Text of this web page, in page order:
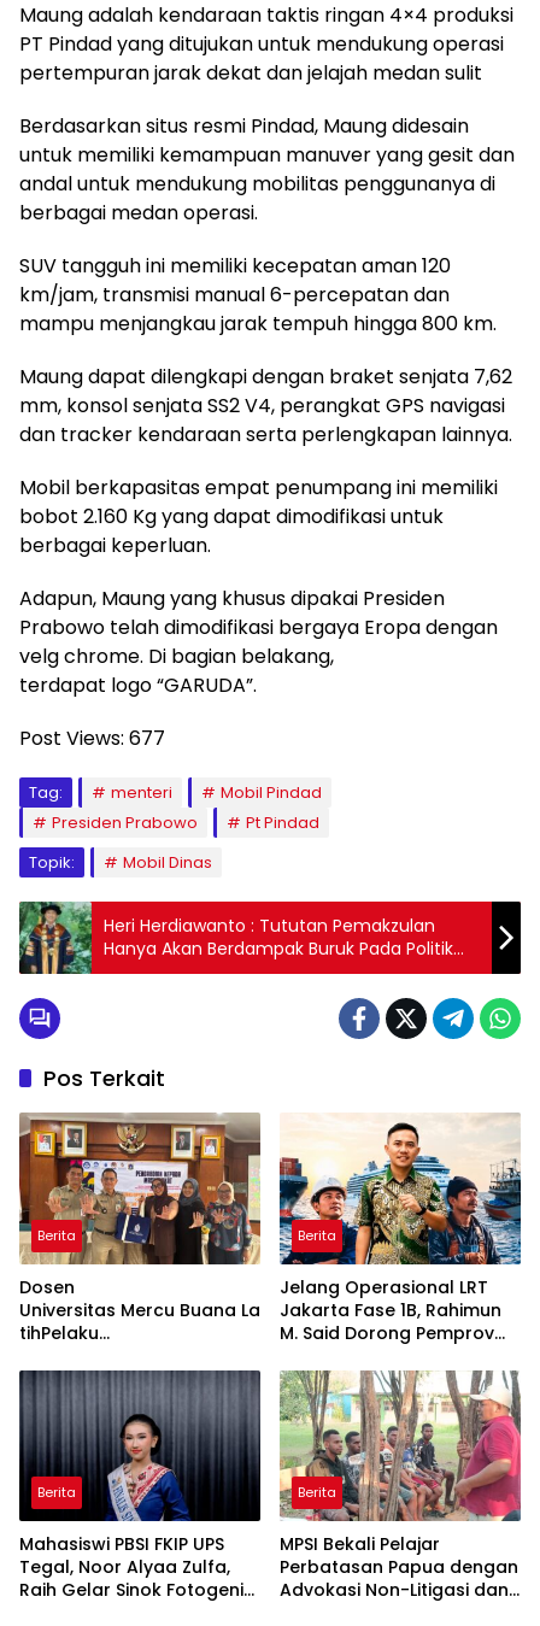
Maung adalah kendaraan taktis ringan 4×4 produksi
PT Pindad yang ditujukan untuk mendukung operasi
pertempuran jarak dekat dan jelajah medan sulit
Berdasarkan situs resmi Pindad, Maung didesain
untuk memiliki kemampuan manuver yang gesit dan
andal untuk mendukung mobilitas penggunanya di
berbagai medan operasi.
SUV tangguh ini memiliki kecepatan aman 120
km/jam, transmisi manual 6-percepatan dan
mampu menjangkau jarak tempuh hingga 800 km.
Maung dapat dilengkapi dengan braket senjata 7,62
mm, konsol senjata SS2 V4, perangkat GPS navigasi
dan tracker kendaraan serta perlengkapan lainnya.
Mobil berkapasitas empat penumpang ini memiliki
bobot 2.160 Kg yang dapat dimodifikasi untuk
berbagai keperluan.
Adapun, Maung yang khusus dipakai Presiden
Prabowo telah dimodifikasi bergaya Eropa dengan
velg chrome. Di bagian belakang,
terdapat logo “GARUDA”.
Post Views: 677
Tag: menteri
Mobil Pindad
Presiden Prabowo
Pt Pindad
Topik:
Mobil Dinas
Heri Herdiawanto : Tututan Pemakzulan
Hanya Akan Berdampak Buruk Pada Politik
dan Pemerintahan
Pos Terkait
Berita
Dosen
Universitas Mercu Buana La
tihPelaku
LewatKemasan
Berita
Jelang Operasional LRT
Jakarta Fase 1B, Rahimun
M. Said Dorong Pemprov
Economic Corridor
Initiative
Berita
Mahasiswi PBSI FKIP UPS
Tegal, Noor Alyaa Zulfa,
Raih Gelar Sinok Fotogenik
Berita
MPSI Bekali Pelajar
Perbatasan Papua dengan
Advokasi Non-Litigasi dan